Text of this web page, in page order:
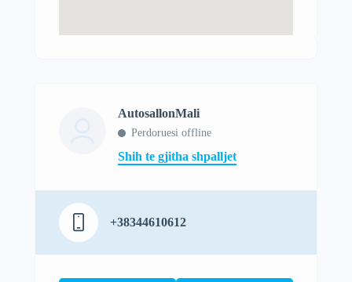
AutosallonMali
Perdoruesi offline
Shih te gjitha shpalljet
+38344610612